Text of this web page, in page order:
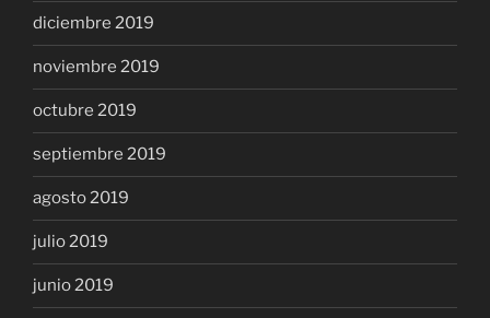
diciembre 2019
noviembre 2019
octubre 2019
septiembre 2019
agosto 2019
julio 2019
junio 2019